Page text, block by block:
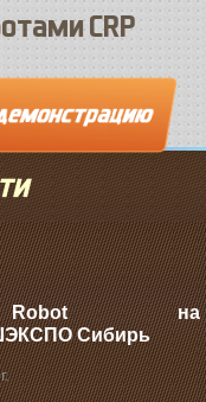
CRP
на
Сибирь